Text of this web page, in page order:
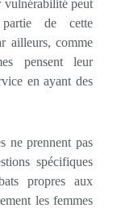
vulnérabilité peut
de cette
ailleurs, comme
pensent leur
en ayant des
ne prennent pas
spécifiques
propres aux
les femmes